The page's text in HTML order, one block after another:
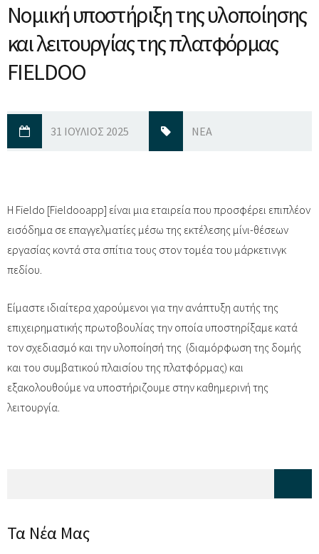
Νομική υποστήριξη της υλοποίησης
και λειτουργίας της πλατφόρμας
FIELDOO
31 ΙΟΎΛΙΟΣ 2025 ΝΈΑ
Η Fieldo [Fieldooapp] είναι μια εταιρεία που προσφέρει επιπλέον
εισόδημα σε επαγγελματίες μέσω της εκτέλεσης μίνι-θέσεων
εργασίας κοντά στα σπίτια τους στον τομέα του μάρκετινγκ
πεδίου.
Είμαστε ιδιαίτερα χαρούμενοι για την ανάπτυξη αυτής της
επιχειρηματικής πρωτοβουλίας την οποία υποστηρίξαμε κατά
τον σχεδιασμό και την υλοποίησή της (διαμόρφωση της δομής
και του συμβατικού πλαισίου της πλατφόρμας) και
εξακολουθούμε να υποστήριζουμε στην καθημερινή της
λειτουργία.
Τα Νέα Μας